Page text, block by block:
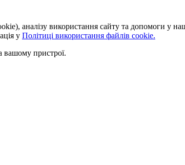
аналізу використання сайту та допомоги у
у Політиці використання файлів cookie.
вашому пристрої.